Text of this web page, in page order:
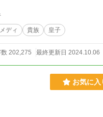
ディ 貴族 皇子
202,275 最終更新日 2024.10.06
お気に入